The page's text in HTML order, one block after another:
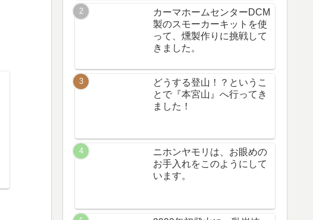
カーマホームセンターDCM
製のスモーカーキットを使
って、燻製作りに挑戦して
きました。
どうする登山！？というこ
とで『本宮山』へ行ってき
ました！
ニホンヤモリは、お眼めの
お手入れをこのようにして
います。